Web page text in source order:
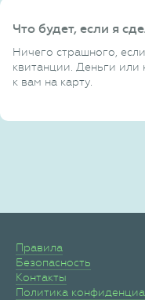
Что будет, если я
Ничего страшного,
квитанции. Деньги или
к вам на карту.
Правила
Безопасность
Контакты
Политика